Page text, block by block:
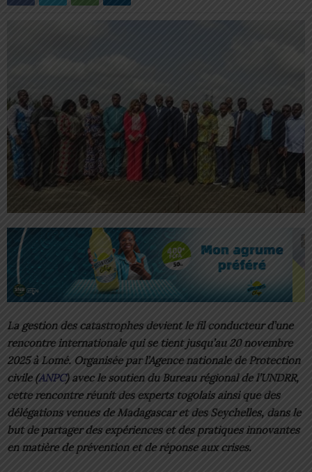
La gestion des catastrophes devient le fil conducteur d’une
rencontre internationale qui se tient jusqu’au 20 novembre
2025 à Lomé. Organisée par l’Agence nationale de Protection
civile (ANPC) avec le soutien du Bureau régional de l’UNDRR,
cette rencontre réunit des experts togolais ainsi que des
délégations venues de Madagascar et des Seychelles, dans le
but de partager des expériences et des pratiques innovantes
en matière de prévention et de réponse aux crises.